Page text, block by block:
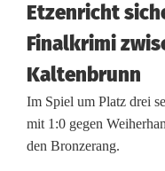
K
o
h
l
b
Etzenricht
Finalkrimi
Kaltenbrunn
Im Spiel um Platz drei
mit 1:0 gegen
den Bronzerang.